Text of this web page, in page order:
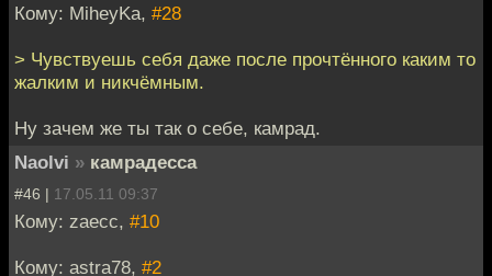
Кому: MiheyKa, #28
> Чувствуешь себя даже после прочтённого каким то
жалким и никчёмным.
Ну зачем же ты так о себе, камрад.
Naolvi » камрадесса
#46 | 17.05.11 09:37
Кому: zaecc, #10
Кому: astra78, #2